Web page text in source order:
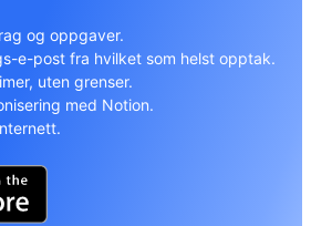
og oppgaver.
e-post fra hvilket som helst opptak.
uten grenser.
med Notion.